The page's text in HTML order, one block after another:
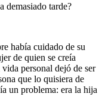
demasiado tarde?
había cuidado de su
de quien se creía
personal dejó de ser
que lo quisiera de
un problema: era la hija